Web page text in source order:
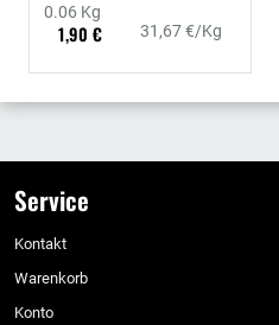
1,90 € 31,67 €/Kg
0.06 Kg
Service
Kontakt
Warenkorb
Konto